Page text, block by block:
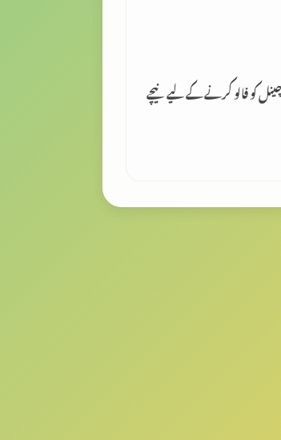
کو فالو کرنے کے لیے نیچے